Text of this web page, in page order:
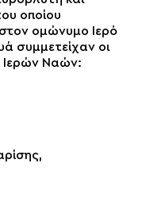
οποίου
ομώνυμο Ιερό
συμμετείχαν οι
Ιερών Ναών: